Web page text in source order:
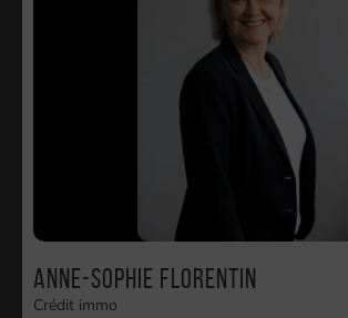
Anne-Sophie FLORENTIN
Crédit immo